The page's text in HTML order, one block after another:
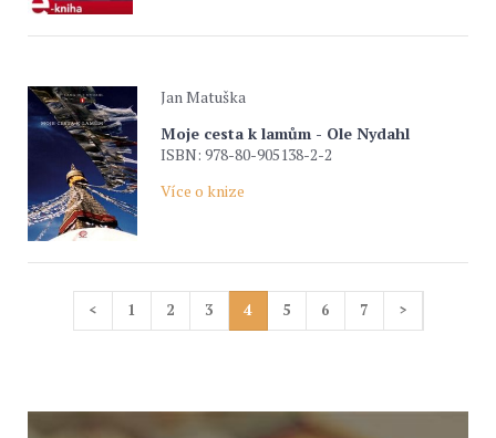
Jan Matuška
Moje cesta k lamům - Ole Nydahl
ISBN: 978-80-905138-2-2
Více o knize
< 1 2 3 4 5 6 7 >